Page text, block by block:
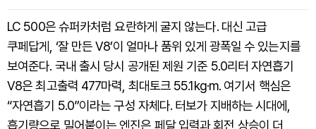
LC 500은 슈퍼카처럼 요란하게 굴지 않는다. 대신 고급
쿠페답게, ‘잘 만든 V8’이 얼마나 품위 있게 광폭일 수 있는지를
보여준다. 국내 출시 당시 공개된 제원 기준 5.0리터 자연흡기
V8은 최고출력 477마력, 최대토크 55.1kg·m. 여기서 핵심은
“자연흡기 5.0”이라는 구성 자체다. 터보가 지배하는 시대에,
흡기량으로 밀어붙이는 엔진은 페달 입력과 회전 상승이 더